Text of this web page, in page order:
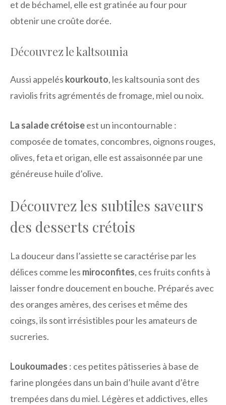
et de béchamel, elle est gratinée au four pour
obtenir une croûte dorée.
Découvrez le kaltsounia
Aussi appelés kourkouto, les kaltsounia sont des
raviolis frits agrémentés de fromage, miel ou noix.
La salade crétoiseest un incontournable :
composée de tomates, concombres, oignons rouges,
olives, feta et origan, elle est assaisonnée par une
généreuse huile d’olive.
Découvrez les subtiles saveurs
des desserts crétois
La douceur dans l’assiette se caractérise par les
délices comme les miroconfites, ces fruits confits à
laisser fondre doucement en bouche. Préparés avec
des oranges amères, des cerises et même des
coings, ils sont irrésistibles pour les amateurs de
sucreries.
Loukoumades : ces petites pâtisseries à base de
farine plongées dans un bain d’huile avant d’être
trempées dans du miel. Légères et addictives, elles